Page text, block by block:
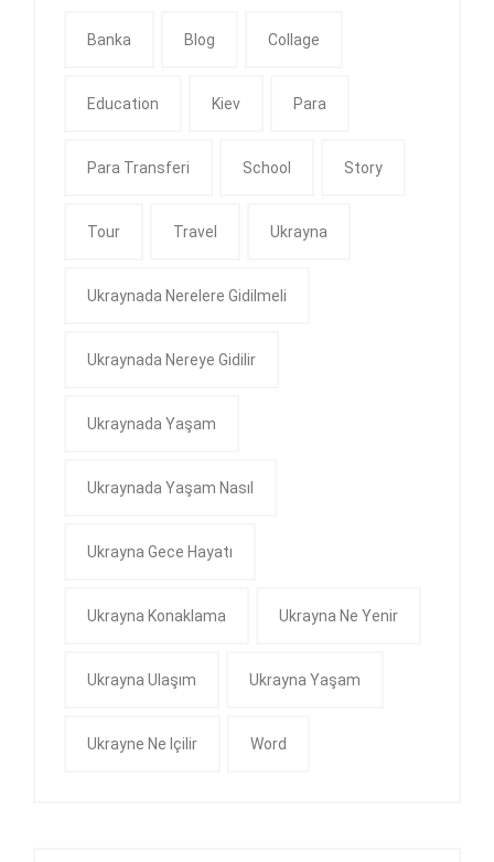
Banka Blog Collage
Education Kiev Para
Para Transferi School Story
Tour Travel Ukrayna
Ukraynada Nerelere Gidilmeli
Ukraynada Nereye Gidilir
Ukraynada Yaşam
Ukraynada Yaşam Nasıl
Ukrayna Gece Hayatı
Ukrayna Konaklama Ukrayna Ne Yenir
Ukrayna Ulaşım Ukrayna Yaşam
Ukrayne Ne Içilir Word